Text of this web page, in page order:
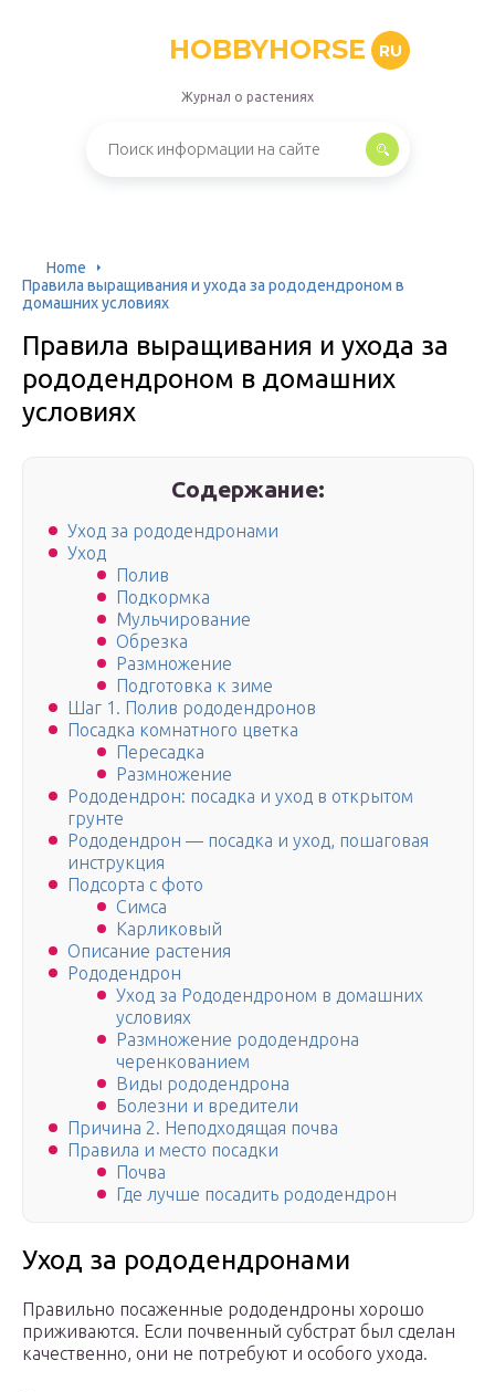
HOBBYHORSE RU
Журнал о растениях
Home
Правила выращивания и ухода за рододендроном в
домашних условиях
Правила выращивания и ухода за
рододендроном в домашних
условиях
Содержание:
Уход за рододендронами
Уход
Полив
Подкормка
Мульчирование
Обрезка
Размножение
Подготовка к зиме
Шаг 1. Полив рододендронов
Посадка комнатного цветка
Пересадка
Размножение
Рододендрон: посадка и уход в открытом
грунте
Рододендрон — посадка и уход, пошаговая
инструкция
Подсорта с фото
Симса
Карликовый
Описание растения
Рододендрон
Уход за Рододендроном в домашних
условиях
Размножение рододендрона
черенкованием
Виды рододендрона
Болезни и вредители
Причина 2. Неподходящая почва
Правила и место посадки
Почва
Где лучше посадить рододендрон
Уход за рододендронами
Правильно посаженные рододендроны хорошо
приживаются. Если почвенный субстрат был сделан
качественно, они не потребуют и особого ухода.